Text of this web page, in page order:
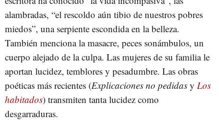
alambradas, “el rescoldo aún tibio de nuestros pobres
miedos”, una serpiente escondida en la belleza.
También menciona la masacre, peces sonámbulos, un
cuerpo alejado de la culpa. Las mujeres de su familia le
aportan lucidez, temblores y pesadumbre. Las obras
poéticas más recientes (Explicaciones no pedidas y Los
habitados) transmiten tanta lucidez como
desgarraduras.